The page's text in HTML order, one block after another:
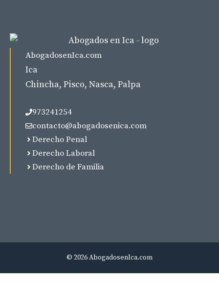
AbogadosenIca.com
Ica
Chincha, Pisco, Nasca, Palpa
973241254
contacto@abogadosenica.com
Derecho Penal
Derecho Laboral
Derecho de Familia
© 2026 AbogadosenIca.com